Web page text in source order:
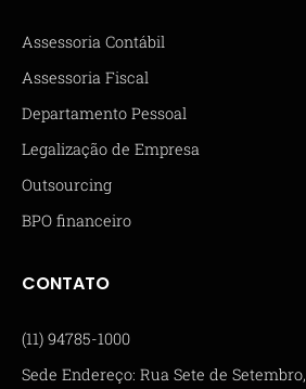
Assessoria Contábil
Assessoria Fiscal
Departamento Pessoal
Legalização de Empresa
Outsourcing
BPO financeiro
CONTATO
(11) 94785-1000
Sede Endereço: Rua Sete de